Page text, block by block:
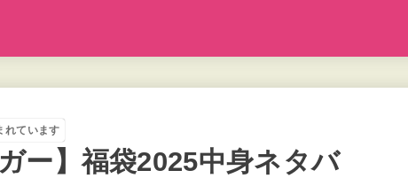
れています
ー】福袋2025中身ネタバ